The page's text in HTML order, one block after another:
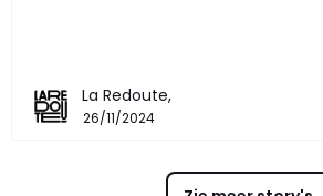
La Redoute,
26/11/2024